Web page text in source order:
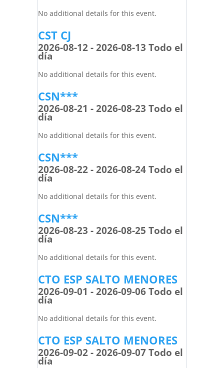
No additional details for this event.
CST CJ
2026-08-12 - 2026-08-13 Todo el
día
No additional details for this event.
CSN***
2026-08-21 - 2026-08-23 Todo el
día
No additional details for this event.
CSN***
2026-08-22 - 2026-08-24 Todo el
día
No additional details for this event.
CSN***
2026-08-23 - 2026-08-25 Todo el
día
No additional details for this event.
CTO ESP SALTO MENORES
2026-09-01 - 2026-09-06 Todo el
día
No additional details for this event.
CTO ESP SALTO MENORES
2026-09-02 - 2026-09-07 Todo el
día